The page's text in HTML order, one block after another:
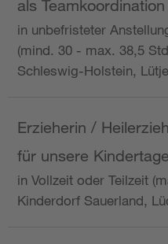
als Teamkoordination
in unbefristeter
(mind. 30 - max. 38,5
Schleswig-Holstein,
Erzieherin /
für unsere
in Vollzeit oder Teilzeit
Kinderdorf Sauerland,